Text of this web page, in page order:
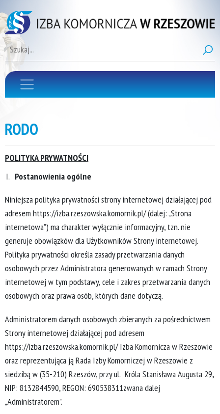
RODO
POLITYKA PRYWATNOŚCI
Postanowienia ogólne
Niniejsza polityka prywatności strony internetowej działającej pod
adresem https://izba.rzeszowska.komornik.pl/ (dalej: „Strona
internetowa”) ma charakter wyłącznie informacyjny, tzn. nie
generuje obowiązków dla Użytkowników Strony internetowej.
Polityka prywatności określa zasady przetwarzania danych
osobowych przez Administratora generowanych w ramach Strony
internetowej w tym podstawy, cele i zakres przetwarzania danych
osobowych oraz prawa osób, których dane dotyczą.
Administratorem danych osobowych zbieranych za pośrednictwem
Strony internetowej działającej pod adresem
https://izba.rzeszowska.komornik.pl/ Izba Komornicza w Rzeszowie
oraz reprezentująca ją Rada Izby Komorniczej w Rzeszowie z
siedzibą w (35-210) Rzeszów, przy ul. Króla Stanisława Augusta 29,
NIP: 8132844590, REGON: 690538311zwana dalej
„Administratorem”.